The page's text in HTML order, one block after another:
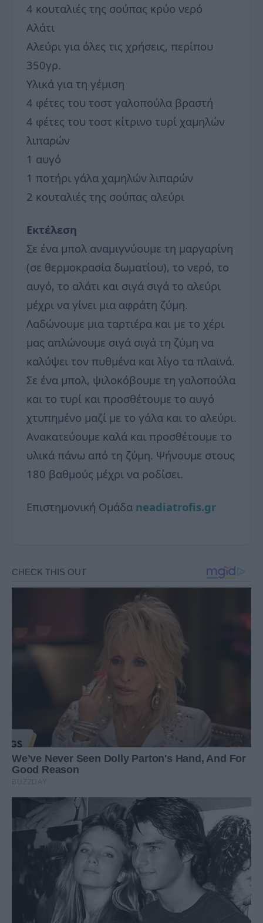
4 κουταλιές της σούπας κρύο νερό
Αλάτι
Αλεύρι για όλες τις χρήσεις, περίπου
350γρ.
Υλικά για τη γέμιση
4 φέτες του τοστ γαλοπούλα βραστή
4 φέτες του τοστ κίτρινο τυρί χαμηλών
λιπαρών
1 αυγό
1 ποτήρι γάλα χαμηλών λιπαρών
2 κουταλιές της σούπας αλεύρι
Εκτέλεση
Σε ένα μπολ αναμιγνύουμε τη μαργαρίνη
(σε θερμοκρασία δωματίου), το νερό, το
αυγό, το αλάτι και σιγά σιγά το αλεύρι
μέχρι να γίνει μια αφράτη ζύμη.
Λαδώνουμε μια ταρτιέρα και με το χέρι
μας απλώνουμε σιγά σιγά τη ζύμη να
καλύψει τον πυθμένα και λίγο τα πλαϊνά.
Σε ένα μπολ, ψιλοκόβουμε τη γαλοπούλα
και το τυρί και προσθέτουμε το αυγό
χτυπημένο μαζί με το γάλα και το αλεύρι.
Ανακατεύουμε καλά και προσθέτουμε το
υλικά πάνω από τη ζύμη. Ψήνουμε στους
180 βαθμούς μέχρι να ροδίσει.
Επιστημονική Ομάδα neadiatrofis.gr